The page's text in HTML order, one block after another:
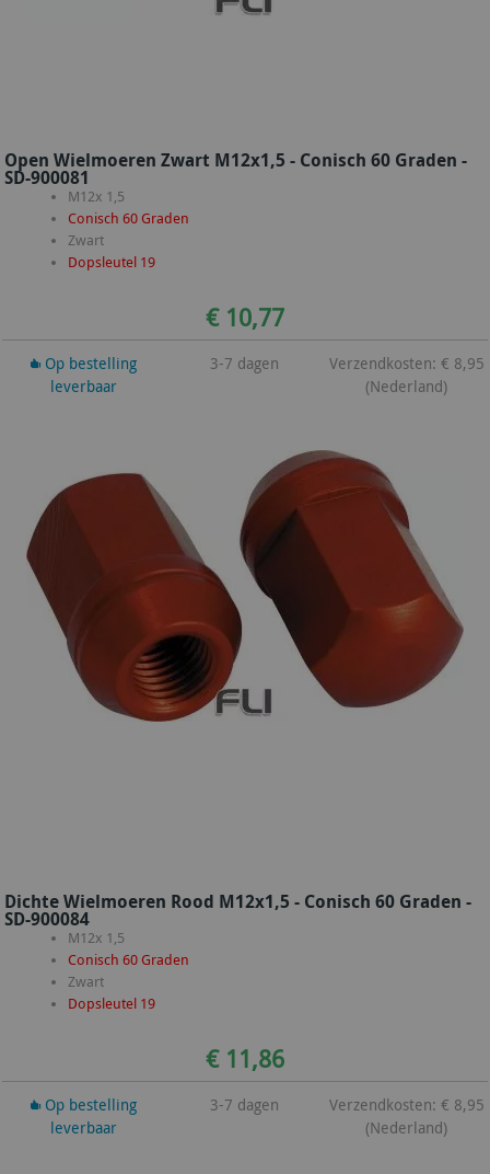
Open Wielmoeren Zwart M12x1,5 - Conisch 60 Graden -
SD-900081
M12x 1,5
Conisch 60 Graden
Zwart
Dopsleutel 19
€ 10,77
Op bestelling
leverbaar
3-7 dagen
Verzendkosten: € 8,95
(Nederland)
Dichte Wielmoeren Rood M12x1,5 - Conisch 60 Graden -
SD-900084
M12x 1,5
Conisch 60 Graden
Zwart
Dopsleutel 19
€ 11,86
Op bestelling
leverbaar
3-7 dagen
Verzendkosten: € 8,95
(Nederland)